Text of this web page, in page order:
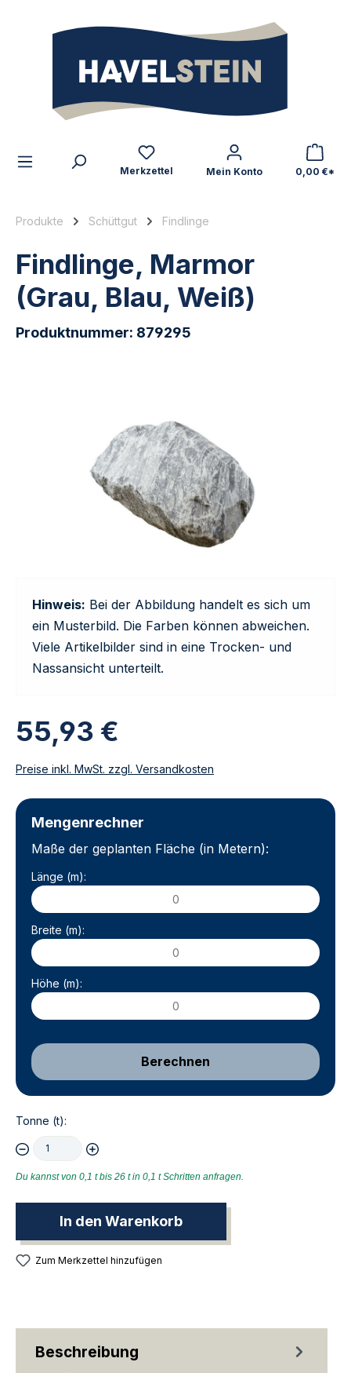
Zum Inhalt
Merkzettel Mein Konto 0,00 €*
Produkte Schüttgut Findlinge
Findlinge, Marmor
(Grau, Blau, Weiß)
Produktnummer: 879295
Hinweis: Bei der Abbildung handelt es sich um
ein Musterbild. Die Farben können abweichen.
Viele Artikelbilder sind in eine Trocken- und
Nassansicht unterteilt.
55,93 €
Preise inkl. MwSt. zzgl. Versandkosten
Mengenrechner
Maße der geplanten Fläche (in Metern):
Länge (m):
Breite (m):
Höhe (m):
Berechnen
Tonne (t):
Du kannst von 0,1 t bis 26 t in 0,1 t Schritten anfragen.
In den Warenkorb
Zum Merkzettel hinzufügen
Beschreibung